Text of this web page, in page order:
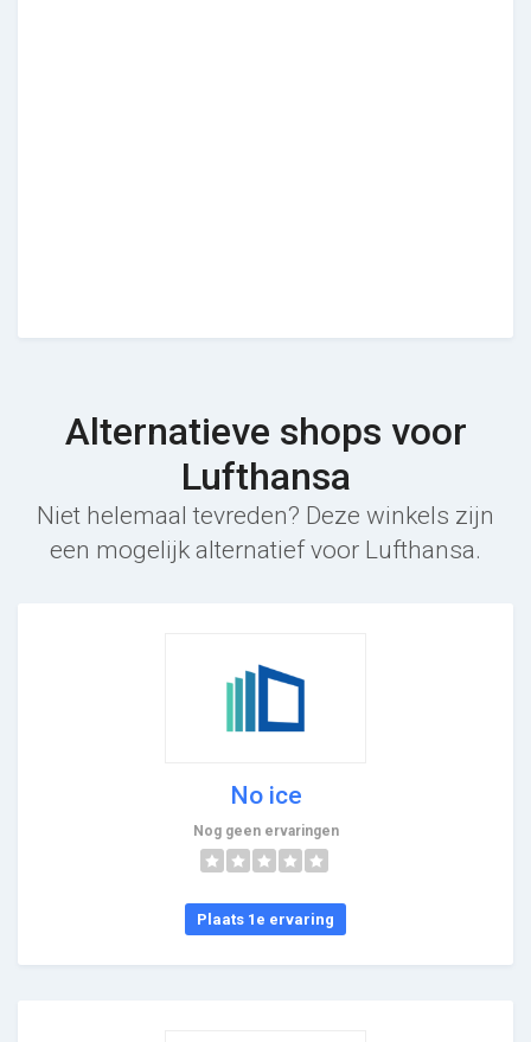
Alternatieve shops voor
Lufthansa
Niet helemaal tevreden? Deze winkels zijn
een mogelijk alternatief voor Lufthansa.
No ice
Nog geen ervaringen
Plaats 1e ervaring